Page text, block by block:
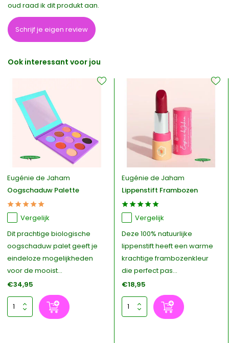
oud raad ik dit produkt aan.
Schrijf je eigen review
Ook interessant voor jou
Eugénie de Jaham
Oogschaduw Palette
Vergelijk
Dit prachtige biologische
oogschaduw palet geeft je
eindeloze mogelijkheden
voor de mooist...
€34,95
Eugénie de Jaham
Lippenstift Frambozen
Vergelijk
Deze 100% natuurlijke
lippenstift heeft een warme
krachtige frambozenkleur
die perfect pas...
€18,95